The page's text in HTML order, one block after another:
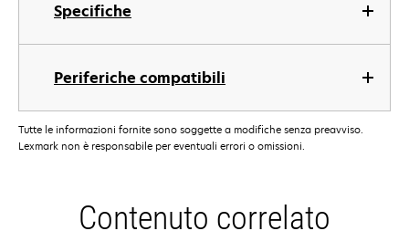
Specifiche
Periferiche compatibili
Tutte le informazioni fornite sono soggette a modifiche senza preavviso.
Lexmark non è responsabile per eventuali errori o omissioni.
Contenuto correlato